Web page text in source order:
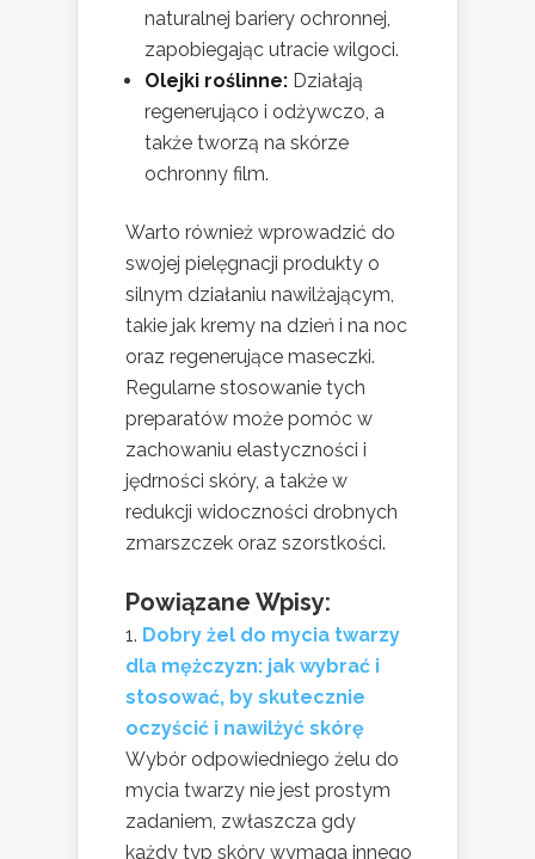
naturalnej bariery ochronnej,
zapobiegając utracie wilgoci.
Olejki roślinne: Działają
regenerująco i odżywczo, a
także tworzą na skórze
ochronny film.
Warto również wprowadzić do
swojej pielęgnacji produkty o
silnym działaniu nawilżającym,
takie jak kremy na dzień i na noc
oraz regenerujące maseczki.
Regularne stosowanie tych
preparatów może pomóc w
zachowaniu elastyczności i
jędrności skóry, a także w
redukcji widoczności drobnych
zmarszczek oraz szorstkości.
Powiązane Wpisy:
Dobry żel do mycia twarzy
dla mężczyzn: jak wybrać i
stosować, by skutecznie
oczyścić i nawilżyć skórę
Wybór odpowiedniego żelu do
mycia twarzy nie jest prostym
zadaniem, zwłaszcza gdy
każdy typ skóry wymaga innego